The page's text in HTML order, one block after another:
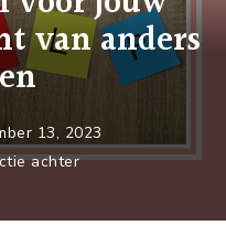
van anders
13, 2023
achterop
toepassen